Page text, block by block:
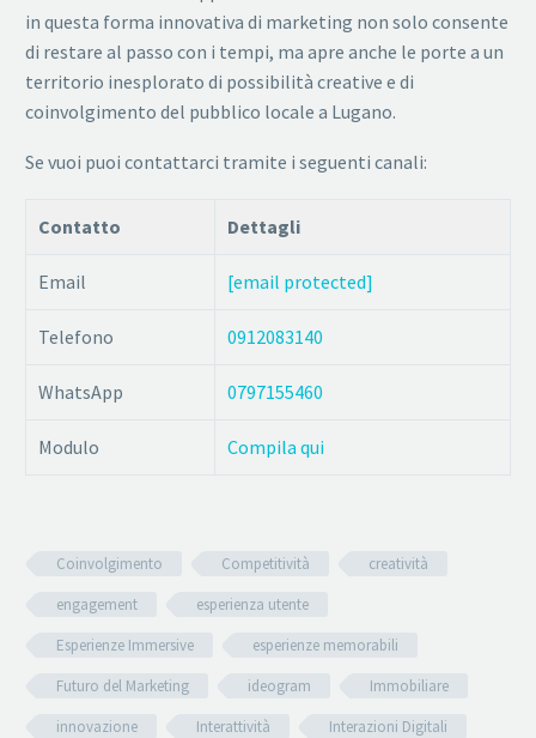
in questa forma innovativa di marketing non solo consente
di restare al passo con i tempi, ma apre anche le porte a un
territorio inesplorato di possibilità creative e di
coinvolgimento del pubblico locale a Lugano.
Se vuoi puoi contattarci tramite i seguenti canali:
Contatto Dettagli
Email [email protected]
Telefono 0912083140
WhatsApp 0797155460
Modulo Compila qui
Coinvolgimento Competitività
creatività
engagement
esperienza utente
Esperienze Immersive
esperienze memorabili
Futuro del Marketing
ideogram
Immobiliare
innovazione
Interattività
Interazioni Digitali